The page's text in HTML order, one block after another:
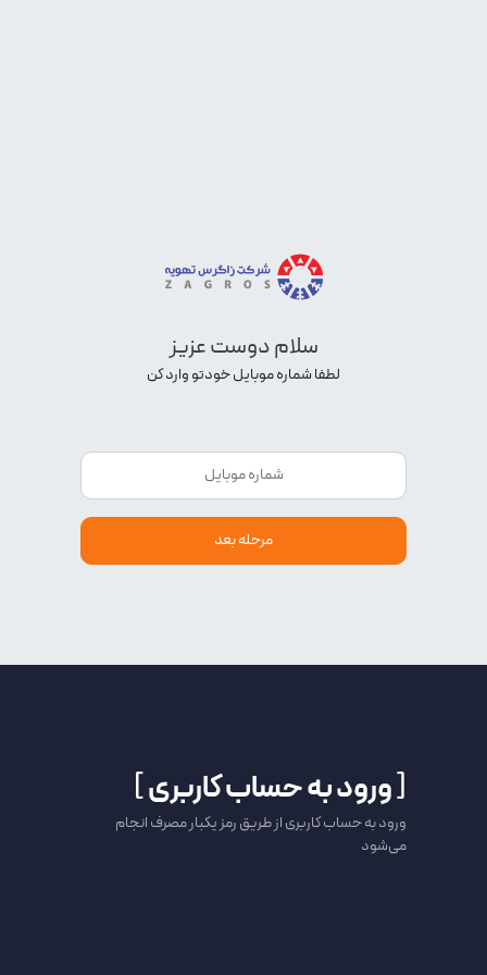
سلام دوست عزیز
لطفا شماره موبایل خودتو وارد کن
[ورود به حساب کاربری]
ورود به حساب کاربری از طریق رمز یکبار مصرف انجام
می‌شود